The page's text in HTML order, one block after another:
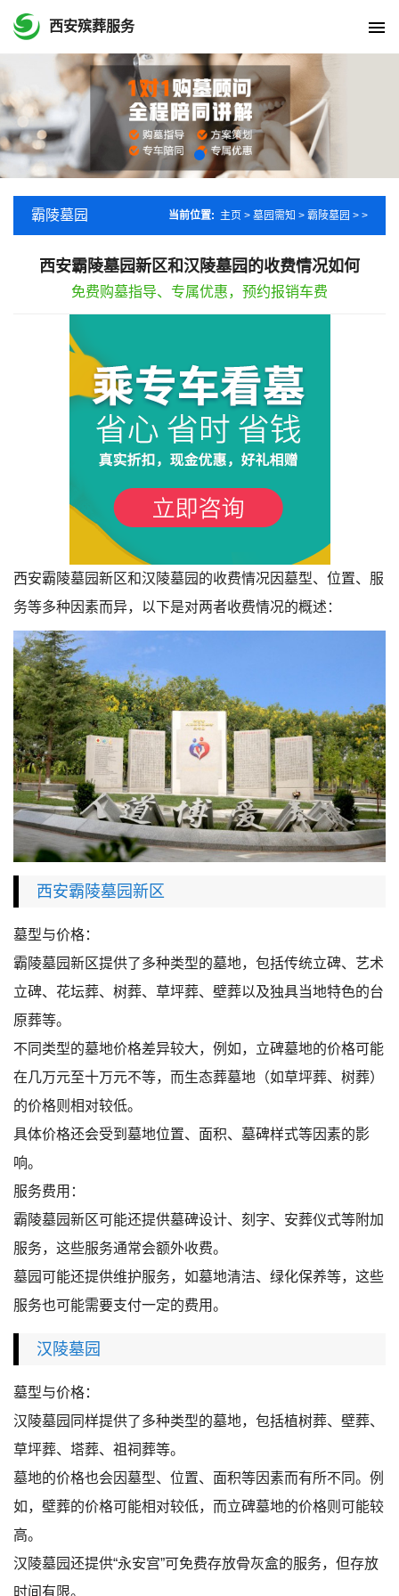
西安殡葬服务
霸陵墓园 当前位置: 主页 > 墓园需知 > 霸陵墓园 > >
西安霸陵墓园新区和汉陵墓园的收费情况如何
免费购墓指导、专属优惠，预约报销车费
西安霸陵墓园新区和汉陵墓园的收费情况因墓型、位置、服
务等多种因素而异，以下是对两者收费情况的概述：
西安霸陵墓园新区
墓型与价格：
霸陵墓园新区提供了多种类型的墓地，包括传统立碑、艺术
立碑、花坛葬、树葬、草坪葬、壁葬以及独具当地特色的台
原葬等。
不同类型的墓地价格差异较大，例如，立碑墓地的价格可能
在几万元至十万元不等，而生态葬墓地（如草坪葬、树葬）
的价格则相对较低。
具体价格还会受到墓地位置、面积、墓碑样式等因素的影
响。
服务费用：
霸陵墓园新区可能还提供墓碑设计、刻字、安葬仪式等附加
服务，这些服务通常会额外收费。
墓园可能还提供维护服务，如墓地清洁、绿化保养等，这些
服务也可能需要支付一定的费用。
汉陵墓园
墓型与价格：
汉陵墓园同样提供了多种类型的墓地，包括植树葬、壁葬、
草坪葬、塔葬、祖祠葬等。
墓地的价格也会因墓型、位置、面积等因素而有所不同。例
如，壁葬的价格可能相对较低，而立碑墓地的价格则可能较
高。
汉陵墓园还提供“永安宫”可免费存放骨灰盒的服务，但存放
时间有限。